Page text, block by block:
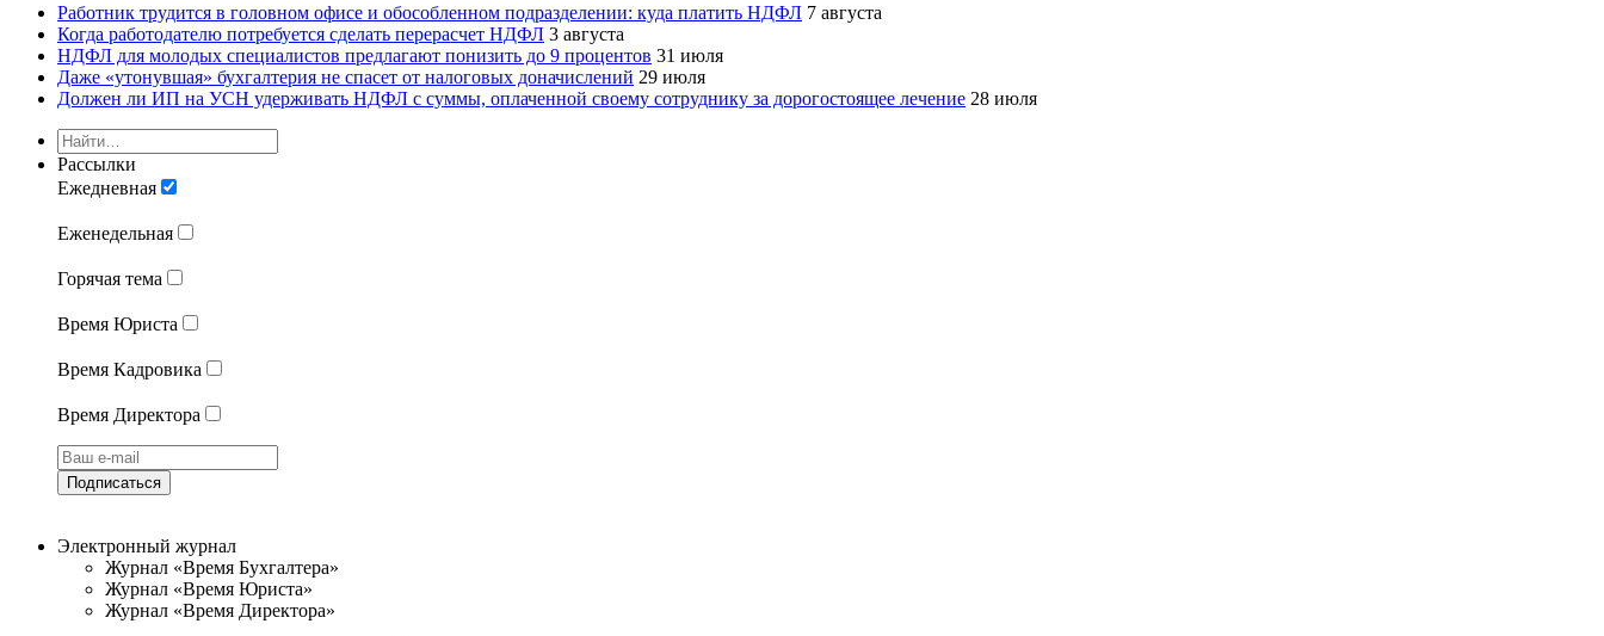
Работник трудится в головном офисе и обособленном подразделении: куда платить НДФЛ 7 августа
Когда работодателю потребуется сделать перерасчет НДФЛ 3 августа
НДФЛ для молодых специалистов предлагают понизить до 9 процентов 31 июля
Даже «утонувшая» бухгалтерия не спасет от налоговых доначислений 29 июля
Должен ли ИП на УСН удерживать НДФЛ с суммы, оплаченной своему сотруднику за дорогостоящее лечение 28 июля
Рассылки
Ежедневная
Еженедельная
Горячая тема
Время Юриста
Время Кадровика
Время Директора
Подписаться
Электронный журнал
Журнал «Время Бухгалтера»
Журнал «Время Юриста»
Журнал «Время Директора»